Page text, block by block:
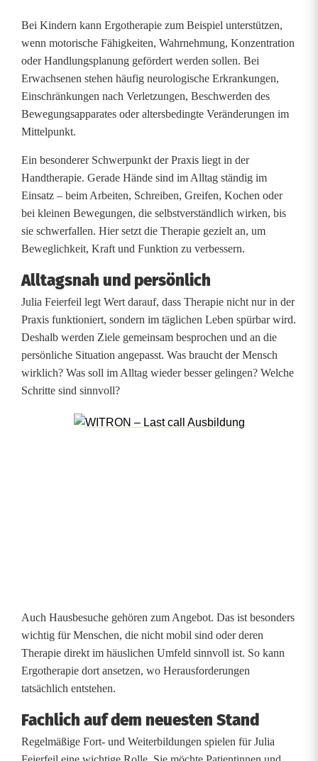
n
:
N
e
e
P
r
a
x
i
s
f
ü
r
a
p
i
e
Bei Kindern kann Ergotherapie zum Beispiel unterstützen,
wenn motorische Fähigkeiten, Wahrnehmung, Konzentration
oder Handlungsplanung gefördert werden sollen. Bei
Erwachsenen stehen häufig neurologische Erkrankungen,
Einschränkungen nach Verletzungen, Beschwerden des
Bewegungsapparates oder altersbedingte Veränderungen im
Mittelpunkt.
Ein besonderer Schwerpunkt der Praxis liegt in der
Handtherapie. Gerade Hände sind im Alltag ständig im
Einsatz – beim Arbeiten, Schreiben, Greifen, Kochen oder
bei kleinen Bewegungen, die selbstverständlich wirken, bis
sie schwerfallen. Hier setzt die Therapie gezielt an, um
Beweglichkeit, Kraft und Funktion zu verbessern.
Alltagsnah und persönlich
Julia Feierfeil legt Wert darauf, dass Therapie nicht nur in der
Praxis funktioniert, sondern im täglichen Leben spürbar wird.
Deshalb werden Ziele gemeinsam besprochen und an die
persönliche Situation angepasst. Was braucht der Mensch
wirklich? Was soll im Alltag wieder besser gelingen? Welche
Schritte sind sinnvoll?
Auch Hausbesuche gehören zum Angebot. Das ist besonders
wichtig für Menschen, die nicht mobil sind oder deren
Therapie direkt im häuslichen Umfeld sinnvoll ist. So kann
Ergotherapie dort ansetzen, wo Herausforderungen
tatsächlich entstehen.
Fachlich auf dem neuesten Stand
Regelmäßige Fort- und Weiterbildungen spielen für Julia